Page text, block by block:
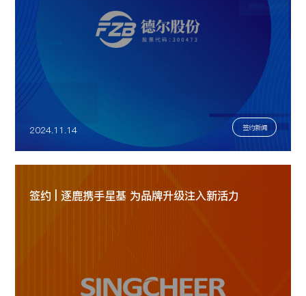
2024.11.14 签约新闻
签约 | 逐鹿携手星基 为品牌升级注入新活力